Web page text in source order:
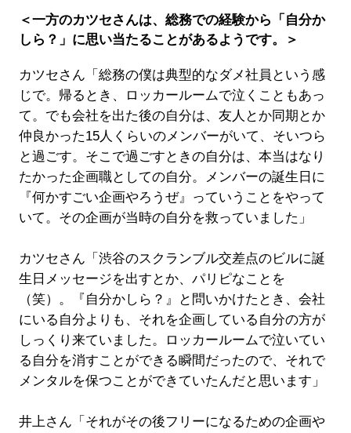
＜一方のカツセさんは、総務での経験から「自分か
しら？」に思い当たることがあるようです。＞
カツセさん「総務の僕は典型的なダメ社員という感
じで。帰るとき、ロッカールームで泣くこともあっ
て。でも会社を出た後の自分は、友人とか同期とか
仲良かった15人くらいのメンバーがいて、そいつら
と過ごす。そこで過ごすときの自分は、本当はなり
たかった企画職としての自分。メンバーの誕生日に
『何かすごい企画やろうぜ』っていうことをやって
いて。その企画が当時の自分を救っていました」
カツセさん「渋谷のスクランブル交差点のビルに誕
生日メッセージを出すとか、パリピなことを
（笑）。『自分かしら？』と問いかけたとき、会社
にいる自分よりも、それを企画している自分の方が
しっくり来ていました。ロッカールームで泣いてい
る自分を消すことができる瞬間だったので、それで
メンタルを保つことができていたんだと思います」
井上さん「それがその後フリーになるための企画や